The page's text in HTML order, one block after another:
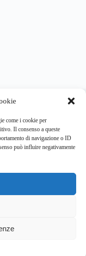
come i cookie per
Il consenso a queste
di navigazione o ID
può influire negativamente
VERONA (VR)
7681
– REA